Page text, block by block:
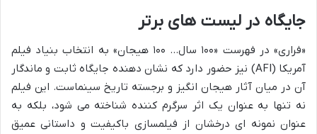
جایگاه در لیست های برتر
«فراری» در فهرست «۱۰۰ سال… ۱۰۰ هیجان» به انتخاب بنیاد فیلم
آمریکا (AFI) نیز حضور دارد که نشان دهنده جایگاه ثابت و ماندگار
آن در میان آثار هیجان انگیز و برجسته تاریخ سینماست. این فیلم
نه تنها به عنوان یک اثر سرگرم کننده شناخته می شود، بلکه به
عنوان نمونه ای درخشان از فیلمسازی باکیفیت و داستانی عمیق